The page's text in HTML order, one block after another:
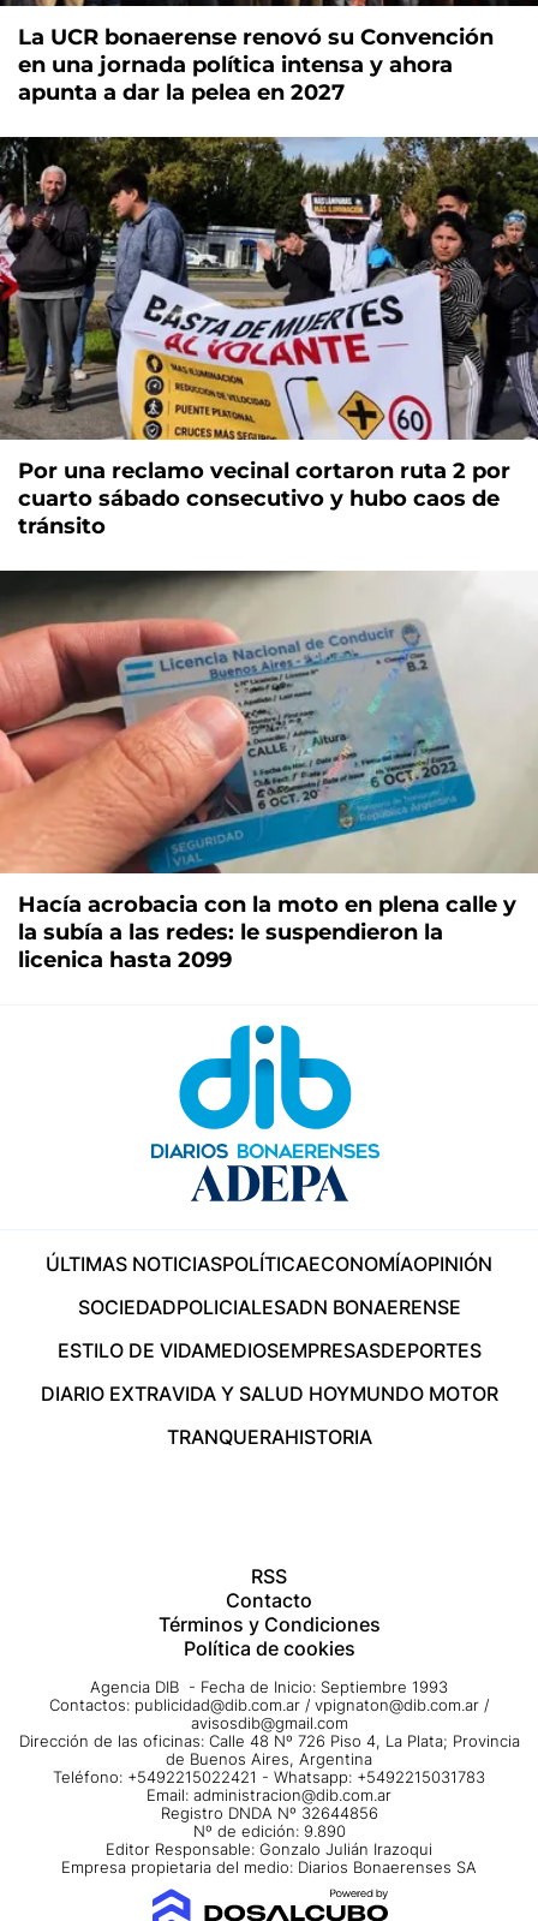
La UCR bonaerense renovó su Convención
en una jornada política intensa y ahora
apunta a dar la pelea en 2027
Por una reclamo vecinal cortaron ruta 2 por
cuarto sábado consecutivo y hubo caos de
tránsito
Hacía acrobacia con la moto en plena calle y
la subía a las redes: le suspendieron la
licenica hasta 2099
ÚLTIMAS NOTICIASPOLÍTICAECONOMÍAOPINIÓN
SOCIEDADPOLICIALESADN BONAERENSE
ESTILO DE VIDAMEDIOSEMPRESASDEPORTES
DIARIO EXTRAVIDA Y SALUD HOYMUNDO MOTOR
TRANQUERAHISTORIA
RSS
Contacto
Términos y Condiciones
Política de cookies
Agencia DIB - Fecha de Inicio: Septiembre 1993
Contactos: publicidad@dib.com.ar / vpignaton@dib.com.ar /
avisosdib@gmail.com
Dirección de las oficinas: Calle 48 Nº 726 Piso 4, La Plata; Provincia
de Buenos Aires, Argentina
Teléfono: +5492215022421 - Whatsapp: +5492215031783
Email: administracion@dib.com.ar
Registro DNDA Nº 32644856
Nº de edición: 9.890
Editor Responsable: Gonzalo Julián Irazoqui
Empresa propietaria del medio: Diarios Bonaerenses SA